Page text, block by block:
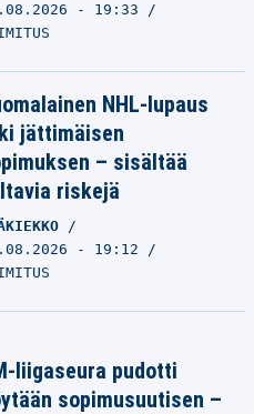
- 19:33
NHL-lupaus
jättimäisen
– sisältää
riskejä
- 19:12
liigaseura pudotti
sopimusuutisen –